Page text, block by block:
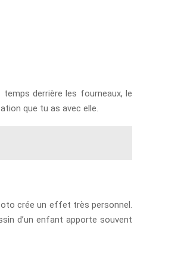
derrière les fourneaux, le
que tu as avec elle.
crée un effet très personnel.
d’un enfant apporte souvent